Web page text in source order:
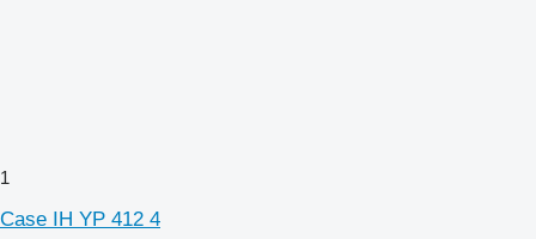
1
Case IH YP 412 4